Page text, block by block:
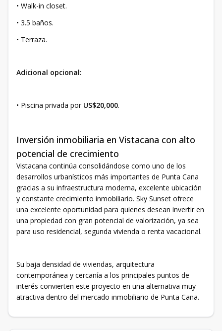
• Walk-in closet.
• 3.5 baños.
• Terraza.
Adicional opcional:
• Piscina privada por US$20,000.
Inversión inmobiliaria en Vistacana con alto
potencial de crecimiento
Vistacana continúa consolidándose como uno de los
desarrollos urbanísticos más importantes de Punta Cana
gracias a su infraestructura moderna, excelente ubicación
y constante crecimiento inmobiliario. Sky Sunset ofrece
una excelente oportunidad para quienes desean invertir en
una propiedad con gran potencial de valorización, ya sea
para uso residencial, segunda vivienda o renta vacacional.
Su baja densidad de viviendas, arquitectura
contemporánea y cercanía a los principales puntos de
interés convierten este proyecto en una alternativa muy
atractiva dentro del mercado inmobiliario de Punta Cana.